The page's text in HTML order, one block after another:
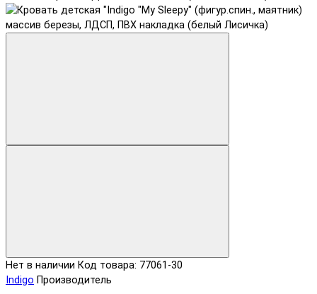
Нет в наличии Код товара: 77061-30
Indigo Производитель